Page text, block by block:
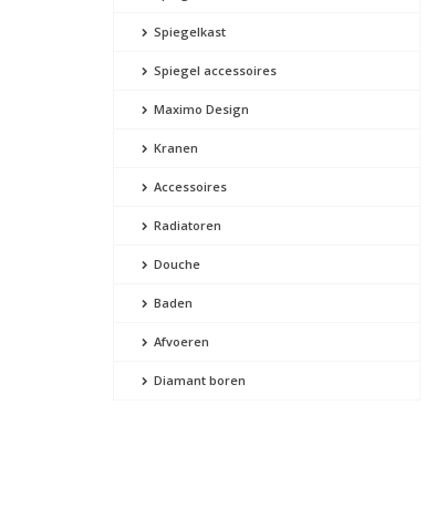
Spiegelkast
Spiegel accessoires
Maximo Design
Kranen
Accessoires
Radiatoren
Douche
Baden
Afvoeren
Diamant boren